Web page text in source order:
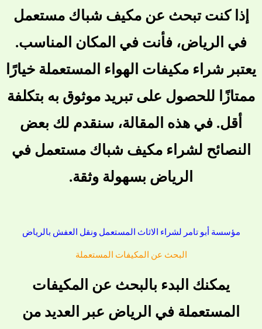
إذا كنت تبحث عن مكيف شباك مستعمل
في الرياض، فأنت في المكان المناسب.
يعتبر شراء مكيفات الهواء المستعملة خيارًا
ممتازًا للحصول على تبريد موثوق به بتكلفة
أقل. في هذه المقالة، سنقدم لك بعض
النصائح لشراء مكيف شباك مستعمل في
الرياض بسهولة وثقة.
مؤسسة أبو تامر لشراء الاثاث المستعمل ونقل العفش بالرياض
البحث عن المكيفات المستعملة
يمكنك البدء بالبحث عن المكيفات
المستعملة في الرياض عبر العديد من